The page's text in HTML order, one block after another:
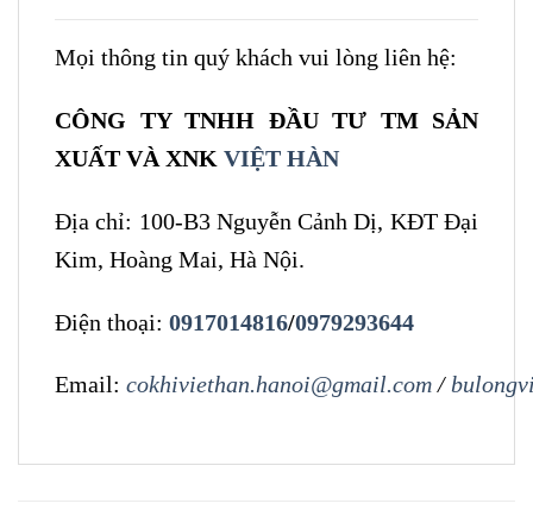
Mọi thông tin quý khách vui lòng liên hệ:
CÔNG TY TNHH ĐẦU TƯ TM SẢN
XUẤT VÀ XNK VIỆT HÀN
Địa chỉ: 100-B3 Nguyễn Cảnh Dị, KĐT Đại
Kim, Hoàng Mai, Hà Nội.
Điện thoại: 0917014816/0979293644
Email: cokhiviethan.hanoi@gmail.com/